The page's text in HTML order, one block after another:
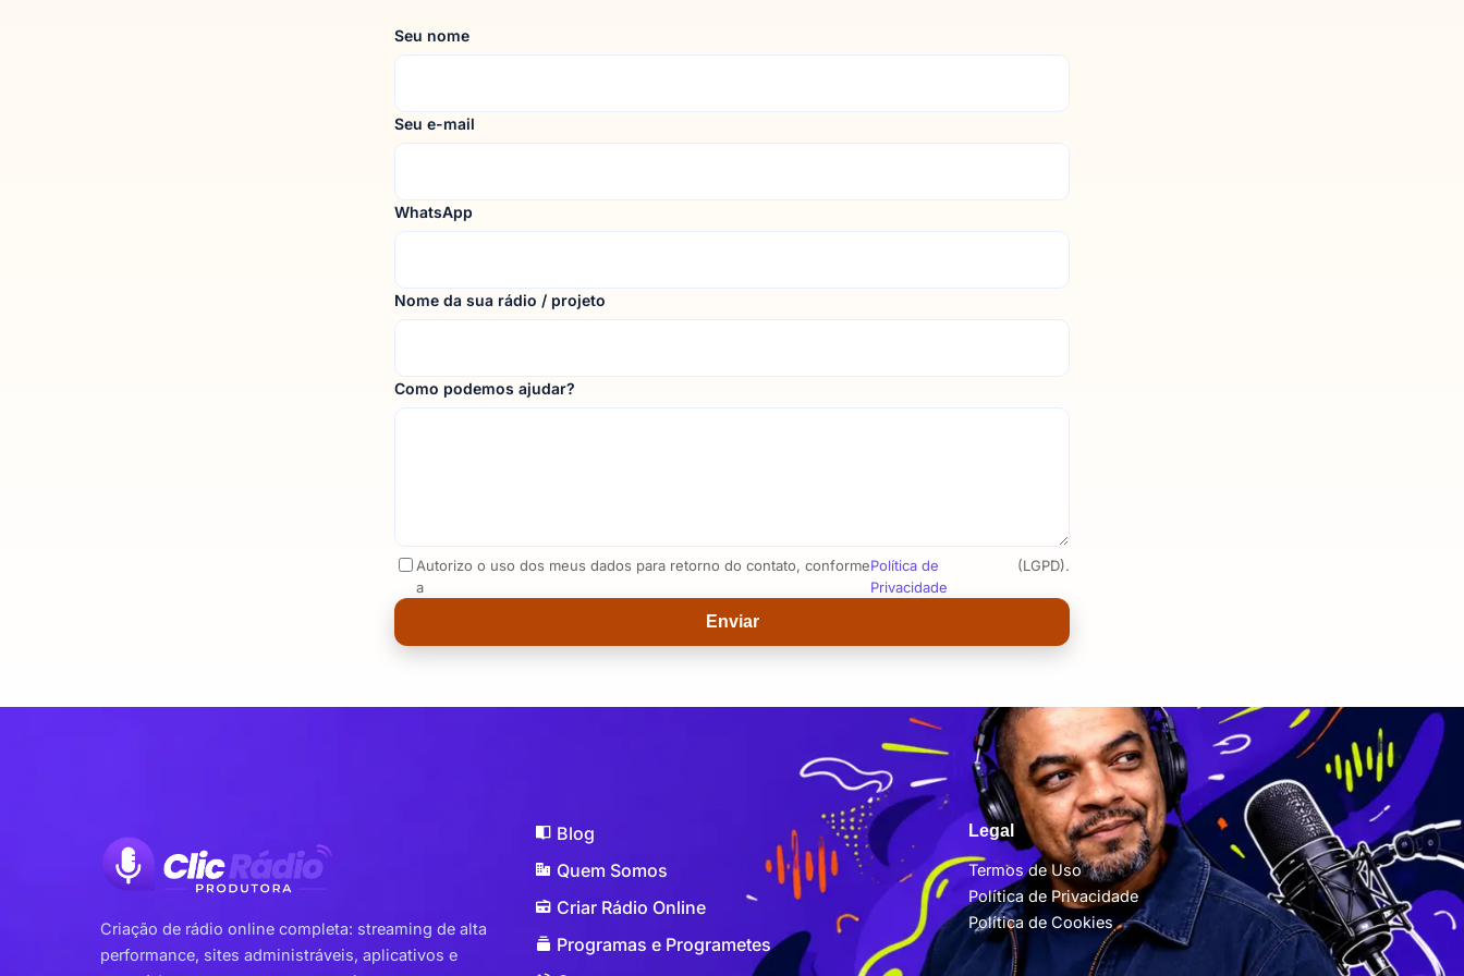
Seu nome
Seu e-mail
WhatsApp
Nome da sua rádio / projeto
Como podemos ajudar?
Autorizo o uso dos meus dados para retorno do contato, conforme
a
Política de
Privacidade
(LGPD).
Enviar
Criação de rádio online completa: streaming de alta
performance, sites administráveis, aplicativos e
Blog
Quem Somos
Criar Rádio Online
Programas e Programetes
Legal
Termos de Uso
Política de Privacidade
Política de Cookies